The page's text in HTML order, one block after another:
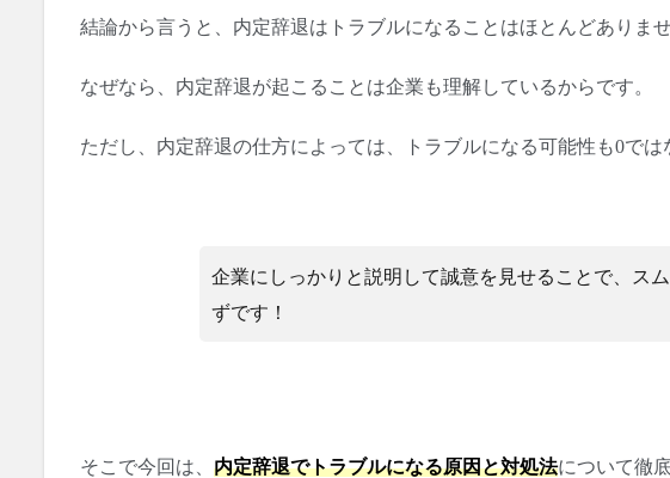
結論から言うと、内定辞退はトラブルになることはほとんどありませ
なぜなら、内定辞退が起こることは企業も理解しているからです。
ただし、内定辞退の仕方によっては、トラブルになる可能性も0では
企業にしっかりと説明して誠意を見せることで、ス
ずです！
そこで今回は、 内定辞退でトラブルになる原因と対処法について徹